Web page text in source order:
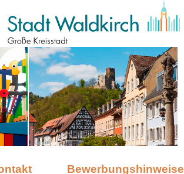
Bewerbungshinweise